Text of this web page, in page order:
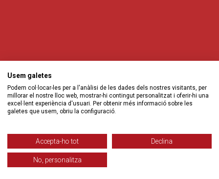
Usem galetes
Podem col·locar-les per a l'anàlisi de les dades dels nostres visitants, per
millorar el nostre lloc web, mostrar-hi contingut personalitzat i oferir-hi una
excel·lent experiència d'usuari. Per obtenir més informació sobre les
galetes que usem, obriu la configuració.
Accepta-ho tot Declina
No, personalitza